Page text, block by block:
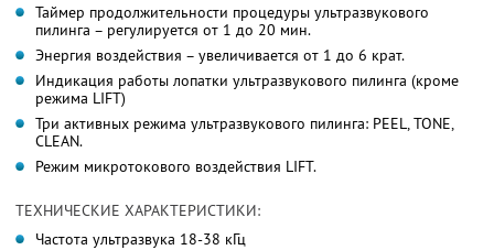
Таймер продолжительности процедуры ультразвукового
пилинга – регулируется от 1 до 20 мин.
Энергия воздействия – увеличивается от 1 до 6 крат.
Индикация работы лопатки ультразвукового пилинга (кроме
режима LIFT)
Три активных режима ультразвукового пилинга: PEEL, TONE,
CLEAN.
Режим микротокового воздействия LIFT.
ТЕХНИЧЕСКИЕ ХАРАКТЕРИСТИКИ:
Частота ультразвука 18-38 кГц